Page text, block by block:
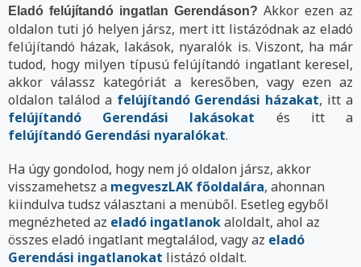
Eladó felújítandó ingatlan Gerendáson? Akkor ezen az
oldalon tuti jó helyen jársz, mert itt listázódnak az eladó
felújítandó házak, lakások, nyaralók is. Viszont, ha már
tudod, hogy milyen típusú felújítandó ingatlant keresel,
akkor válassz kategóriát a keresőben, vagy ezen az
oldalon találod a felújítandó Gerendási házakat, itt a
felújítandó Gerendási lakásokat és itt a
felújítandó Gerendási nyaralókat.
Ha úgy gondolod, hogy nem jó oldalon jársz, akkor
visszamehetsz a megveszLAK főoldalára, ahonnan
kiindulva tudsz választani a menüből. Esetleg egyből
megnézheted az eladó ingatlanokaloldalt, ahol az
összes eladó ingatlant megtalálod, vagy az eladó
Gerendási ingatlanokat listázó oldalt.